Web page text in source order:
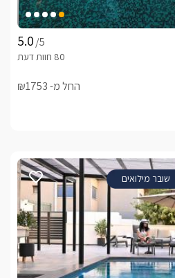
/5
החל מ- ₪1753
שובר מילואים